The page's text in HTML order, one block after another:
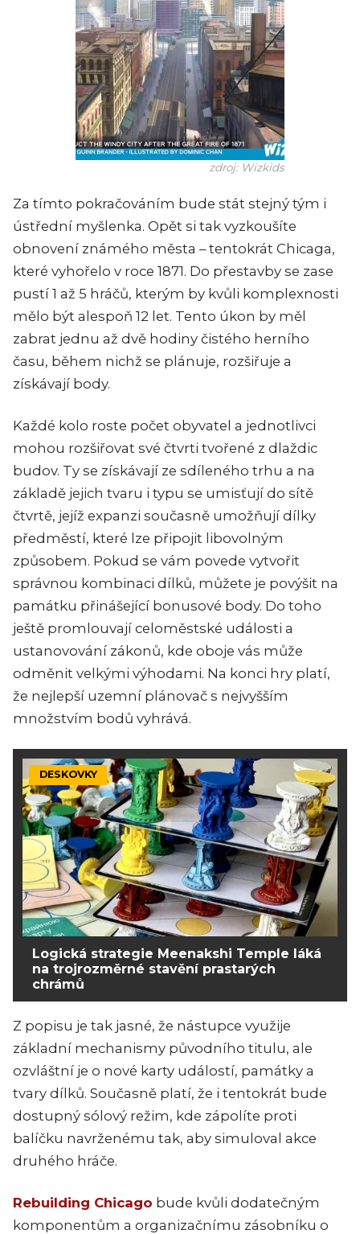
zdroj: Wizkids
Za tímto pokračováním bude stát stejný tým i
ústřední myšlenka. Opět si tak vyzkoušíte
obnovení známého města – tentokrát Chicaga,
které vyhořelo v roce 1871. Do přestavby se zase
pustí 1 až 5 hráčů, kterým by kvůli komplexnosti
mělo být alespoň 12 let. Tento úkon by měl
zabrat jednu až dvě hodiny čistého herního
času, během nichž se plánuje, rozšiřuje a
získávají body.
Každé kolo roste počet obyvatel a jednotlivci
mohou rozšiřovat své čtvrti tvořené z dlaždic
budov. Ty se získávají ze sdíleného trhu a na
základě jejich tvaru i typu se umisťují do sítě
čtvrtě, jejíž expanzi současně umožňují dílky
předměstí, které lze připojit libovolným
způsobem. Pokud se vám povede vytvořit
správnou kombinaci dílků, můžete je povýšit na
památku přinášející bonusové body. Do toho
ještě promlouvají celoměstské události a
ustanovování zákonů, kde oboje vás může
odměnit velkými výhodami. Na konci hry platí,
že nejlepší uzemní plánovač s nejvyšším
množstvím bodů vyhrává.
DESKOVKY
Logická strategie Meenakshi Temple láká
na trojrozměrné stavění prastarých
chrámů
Z popisu je tak jasné, že nástupce využije
základní mechanismy původního titulu, ale
ozvláštní je o nové karty událostí, památky a
tvary dílků. Současně platí, že i tentokrát bude
dostupný sólový režim, kde zápolíte proti
balíčku navrženému tak, aby simuloval akce
druhého hráče.
Rebuilding Chicago bude kvůli dodatečným
komponentům a organizačnímu zásobníku o